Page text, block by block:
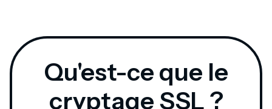
Qu'est-ce que le
cryptage SSL ?